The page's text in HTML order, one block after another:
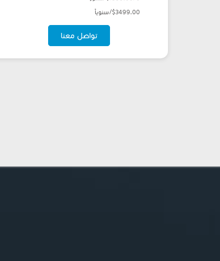
$3499.00/سنوياً
تواصل معنا